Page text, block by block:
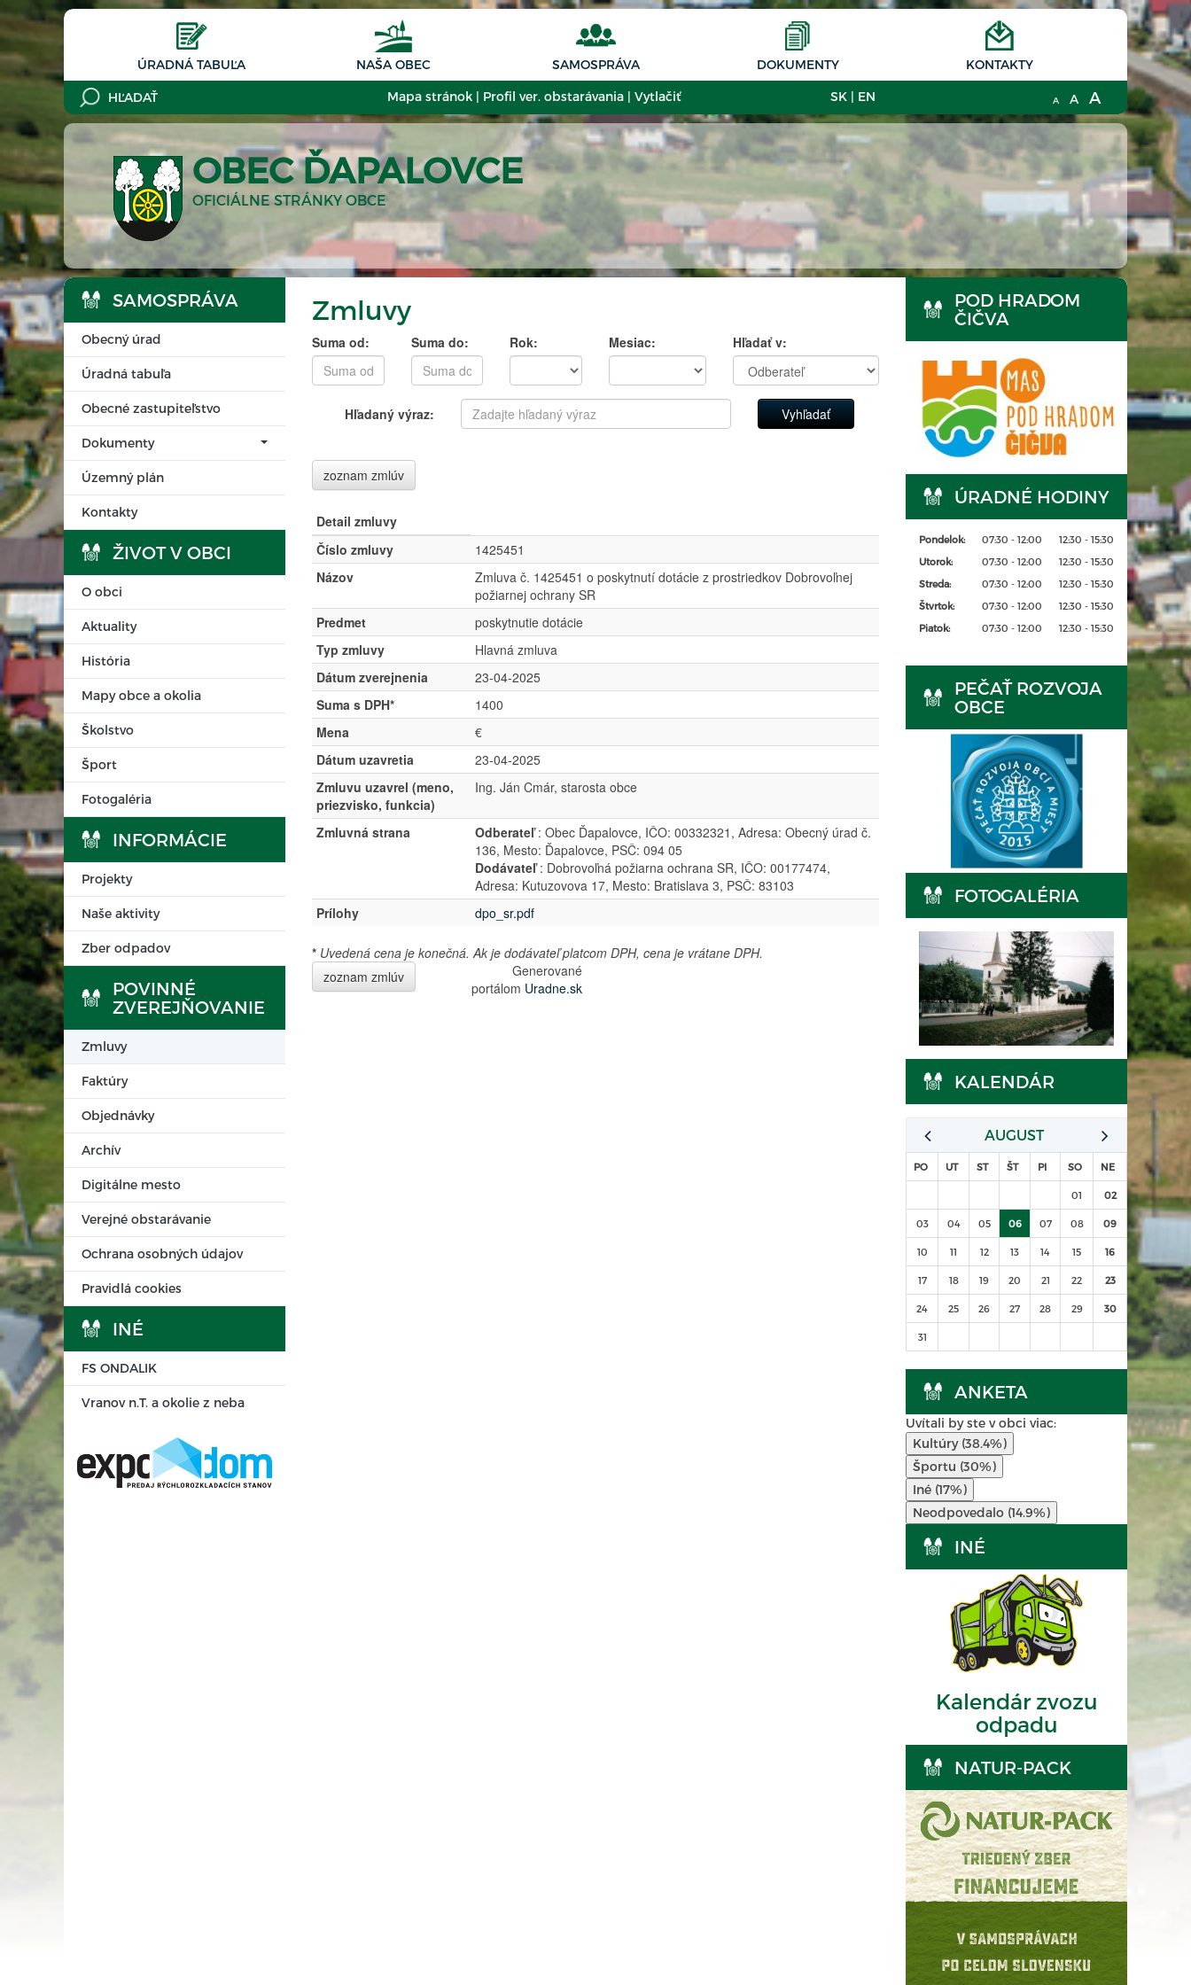
ÚRADNÁ TABUĽA NAŠA OBEC SAMOSPRÁVA DOKUMENTY KONTAKTY
Mapa stránok | Profil ver. obstarávania | Vytlačiť SK | EN A A A
OBEC ĎAPALOVCE
OFICIÁLNE STRÁNKY OBCE
SAMOSPRÁVA
Obecný úrad
Úradná tabuľa
Obecné zastupiteľstvo
Dokumenty
Územný plán
Kontakty
ŽIVOT V OBCI
O obci
Aktuality
História
Mapy obce a okolia
Školstvo
Šport
Fotogaléria
INFORMÁCIE
Projekty
Naše aktivity
Zber odpadov
POVINNÉ
ZVEREJŇOVANIE
Zmluvy
Faktúry
Objednávky
Archív
Digitálne mesto
Verejné obstarávanie
Ochrana osobných údajov
Pravidlá cookies
INÉ
FS ONDALIK
Vranov n.T. a okolie z neba
Zmluvy
Suma od: Suma do: Rok: Mesiac: Hľadať v:
Hľadaný výraz:
zoznam zmlúv
Detail zmluvy
Číslo zmluvy
1425451
Názov
Zmluva č. 1425451 o poskytnutí dotácie z prostriedkov Dobrovoľnej
požiarnej ochrany SR
Predmet
poskytnutie dotácie
Typ zmluvy
Hlavná zmluva
Dátum zverejnenia
23-04-2025
Suma s DPH*
1400
Mena
€
Dátum uzavretia
23-04-2025
Zmluvu uzavrel (meno,
priezvisko, funkcia)
Ing. Ján Cmár, starosta obce
Zmluvná strana Odberateľ: Obec Ďapalovce, IČO: 00332321, Adresa: Obecný úrad č.
136, Mesto: Ďapalovce, PSČ: 094 05
Dodávateľ: Dobrovoľná požiarna ochrana SR, IČO: 00177474,
Adresa: Kutuzovova 17, Mesto: Bratislava 3, PSČ: 83103
Prílohy
dpo_sr.pdf
* Uvedená cena je konečná. Ak je dodávateľ platcom DPH, cena je vrátane DPH.
zoznam zmlúv
Generované
portálom Uradne.sk
POD HRADOM
ČIČVA
ÚRADNÉ HODINY
Pondelok: 07:30 - 12:00
12:30 - 15:30
Utorok:
07:30 - 12:00
12:30 - 15:30
Streda:
07:30 - 12:00
12:30 - 15:30
Štvrtok:
07:30 - 12:00
12:30 - 15:30
Piatok:
07:30 - 12:00 12:30 - 15:30
PEČAŤ ROZVOJA
OBCE
FOTOGALÉRIA
KALENDÁR
AUGUST
PO UT ST ŠT PI SO NE
01 02
03 04 05 06 07 08 09
10 11 12 13 14 15 16
17 18 19 20 21 22 23
24 25 26 27 28 29 30
31
ANKETA
Uvítali by ste v obci viac:
Kultúry (38.4%)
Športu (30%)
Iné (17%)
Neodpovedalo (14.9%)
INÉ
Kalendár zvozu
odpadu
NATUR-PACK